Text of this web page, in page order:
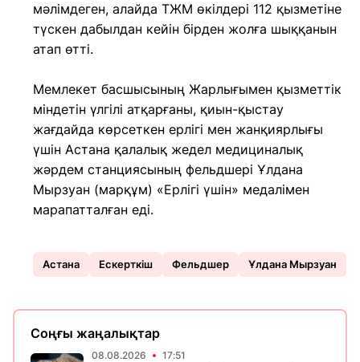
мәлімдеген, алайда ТЖМ өкілдері 112 қызметіне
түскен дабылдан кейін бірден жолға шыққанын
атап өтті.
Мемлекет басшысының Жарлығымен қызметтік
міндетін үлгілі атқарғаны, қиын-қыстау
жағдайда көрсеткен ерлігі мен жанқиярлығы
үшін Астана қалалық жедел медициналық
жәрдем станциясының фельдшері Ұлдана
Мырзуан (марқұм) «Ерлігі үшін» медалімен
марапатталған еді.
Астана Ескерткіш Фельдшер Ұлдана Мырзуан
Соңғы жаңалықтар
08.08.2026 17:51